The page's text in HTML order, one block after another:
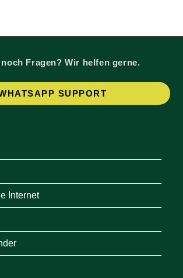
Fragen? Wir helfen gerne.
SUPPORT
Internet